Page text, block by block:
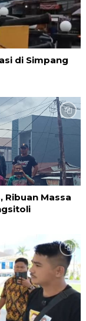
di Simpang
Ribuan Massa